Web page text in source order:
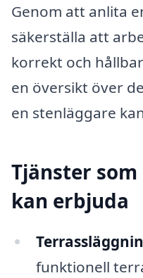
Genom att anlita
säkerställa att
korrekt och
en översikt över
en stenläggare
Tjänster
kan erbjuda
funktionell